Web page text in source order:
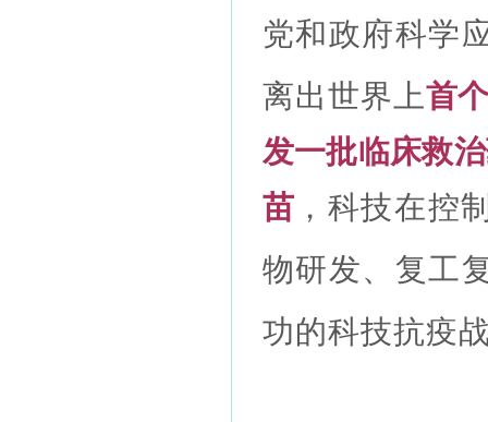
党和政府科学
离出世界上首
发一批临床救
苗 ，科技在控
物研发、复工
功的科技抗